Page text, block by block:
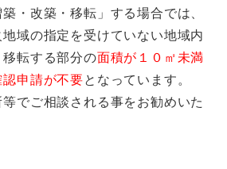
・改築・移転」する場合では、
域の指定を受けていない地域内
転する部分の面積が１０㎡未満
申請が不要となっています。
等でご相談される事をお勧めいた